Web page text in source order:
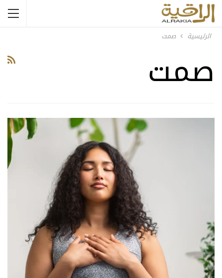
الرئيسية صمت
صمت